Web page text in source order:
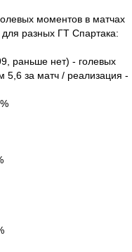
моментов в матчах
разных ГТ Спартака:
раньше нет) - голевых
5,6 за матч / реализация -